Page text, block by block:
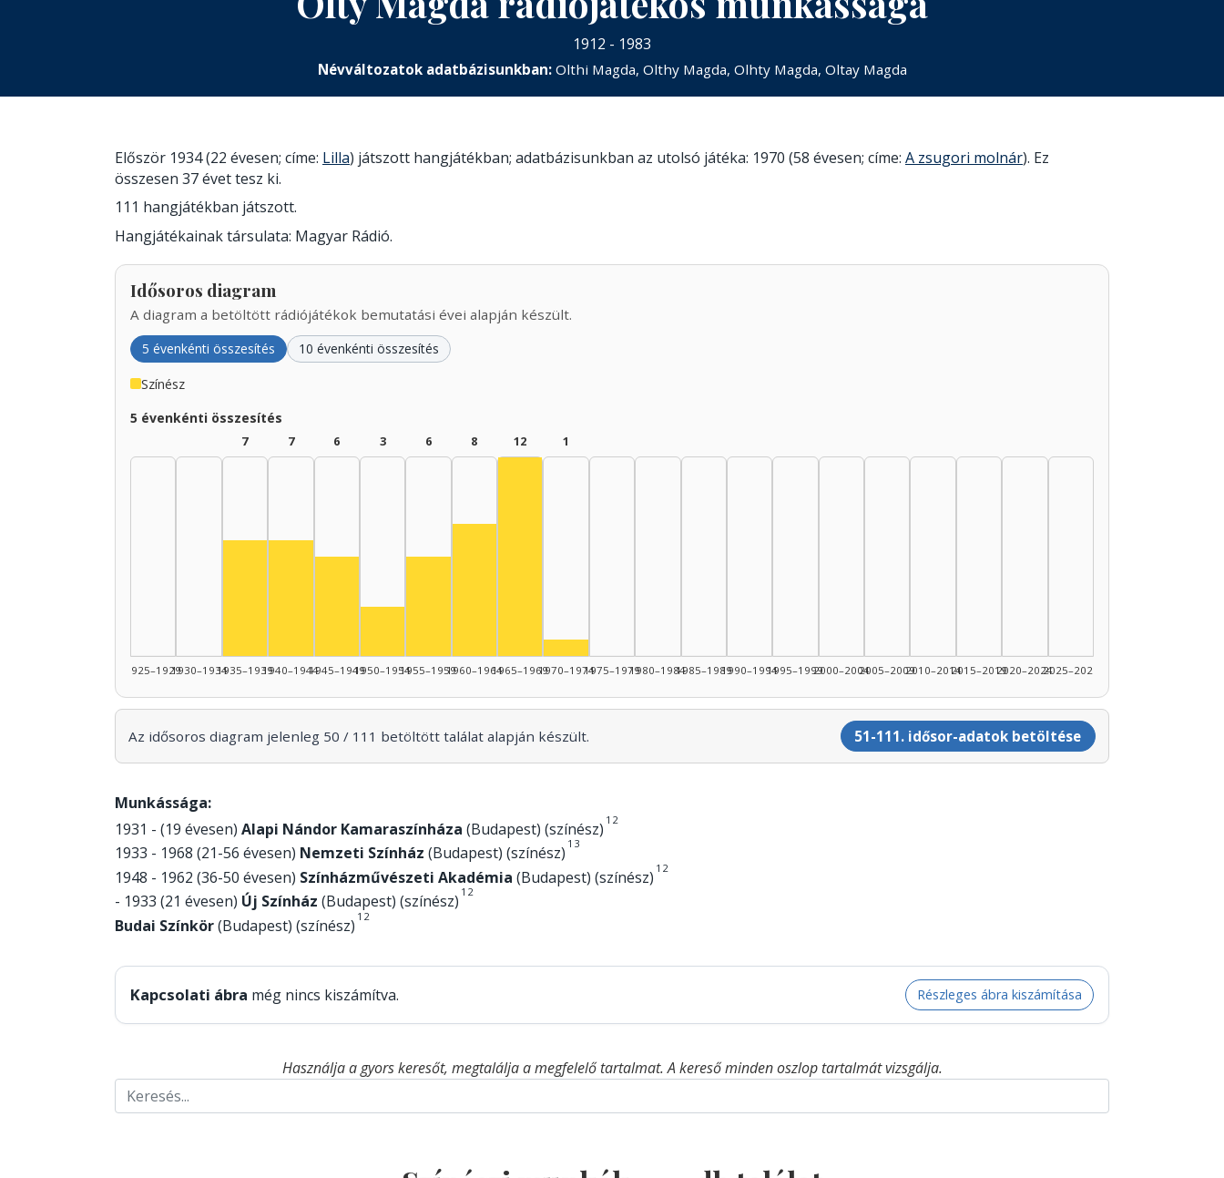
1912 - 1983
Névváltozatok adatbázisunkban: Olthi Magda, Olthy Magda, Olhty Magda, Oltay Magda
Először 1934 (22 évesen; címe: Lilla) játszott hangjátékban; adatbázisunkban az utolsó játéka: 1970 (58 évesen; címe: A zsugori molnár). Ez
összesen 37 évet tesz ki.
111 hangjátékban játszott.
Hangjátékainak társulata: Magyar Rádió.
Idősoros diagram
A diagram a betöltött rádiójátékok bemutatási évei alapján készült.
5 évenkénti összesítés 10 évenkénti összesítés
Színész
5 évenkénti összesítés
1925–19291930–1934
7
Színész, 1935–1939: 7
1935–1939
7
Színész, 1940–1944: 7
1940–1944
6
1945–1949
3
1950–1954
6
1955–1959
8
1960–1964
12
1965–1969
1
Színész, 1970–1974: 1
1970–19741975–19791980–19841985–19891990–19941995–19992000–20042005–20092010–20142015–20192020–20242025–2026
Az idősoros diagram jelenleg 50 / 111 betöltött találat alapján készült. 51-111. idősor-adatok betöltése
Munkássága:
1931 - (19 évesen) Alapi Nándor Kamaraszínháza (Budapest) (színész) 1 2
1933 - 1968 (21-56 évesen) Nemzeti Színház (Budapest) (színész) 1 3
1948 - 1962 (36-50 évesen) Színházművészeti Akadémia (Budapest) (színész) 1 2
- 1933 (21 évesen) Új Színház (Budapest) (színész) 1 2
Budai Színkör(Budapest) (színész) 1 2
Kapcsolati ábra még nincs kiszámítva. Részleges ábra kiszámítása
Használja a gyors keresőt, megtalálja a megfelelő tartalmat. A kereső minden oszlop tartalmát vizsgálja.